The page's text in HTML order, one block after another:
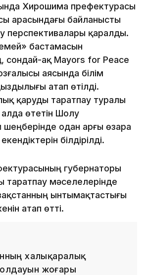
Хирошима префектурасы
арасындағы байланысты
перспективалары қаралды.
бастамасын
сондай-ақ Mayors for Peace
аясында білім
атап өтілді.
қаруды таратпау туралы
өтетін Шолу
одан арғы өзара
білдірілді.
губернаторы
таратпау мәселелерінде
ынтымақтастығы
атап өтті.
халықаралық
жоғары